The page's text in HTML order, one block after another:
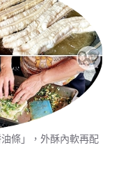
條」，外酥內軟再配